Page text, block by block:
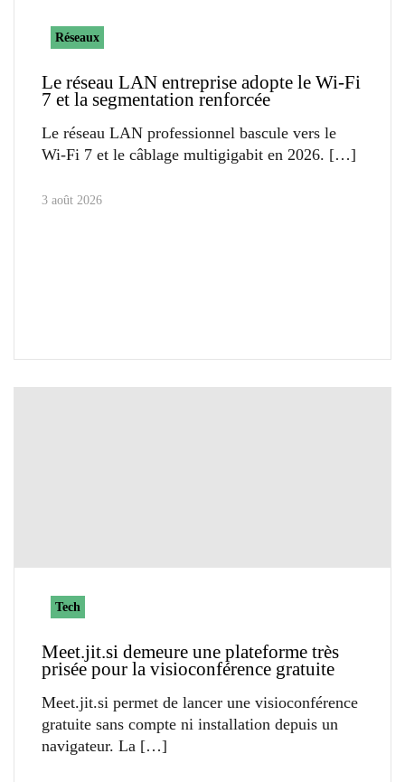
Réseaux
Le réseau LAN entreprise adopte le Wi-Fi
7 et la segmentation renforcée
Le réseau LAN professionnel bascule vers le
Wi-Fi 7 et le câblage multigigabit en 2026.
3 août 2026
Tech
Meet.jit.si demeure une plateforme très
prisée pour la visioconférence gratuite
Meet.jit.si permet de lancer une visioconférence
gratuite sans compte ni installation depuis un
navigateur. La